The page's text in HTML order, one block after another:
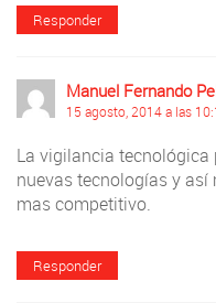
Responder
Manuel Fernando
15 agosto, 2014 a las
La vigilancia tecnológica
nuevas tecnologías y así
mas competitivo.
Responder